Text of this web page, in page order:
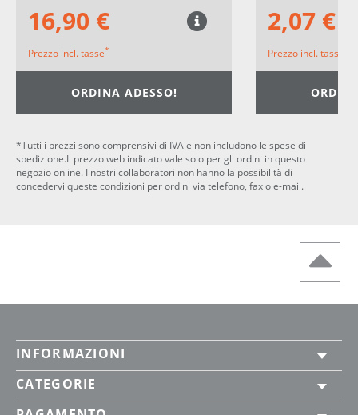
16,90 €
Prezzo incl. tasse*
ORDINA ADESSO!
2,07 €
Prezzo incl. tasse
*Tutti i prezzi sono comprensivi di IVA e non includono le spese di
spedizione.Il prezzo web indicato vale solo per gli ordini in questo
negozio online. I nostri collaboratori non hanno la possibilità di
concedervi queste condizioni per ordini via telefono, fax o e-mail.
INFORMAZIONI
CATEGORIE